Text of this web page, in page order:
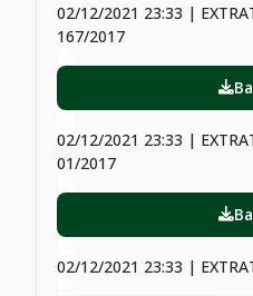
02/12/2021 23:33 |
167/2017
02/12/2021 23:33 |
01/2017
02/12/2021 23:33 |